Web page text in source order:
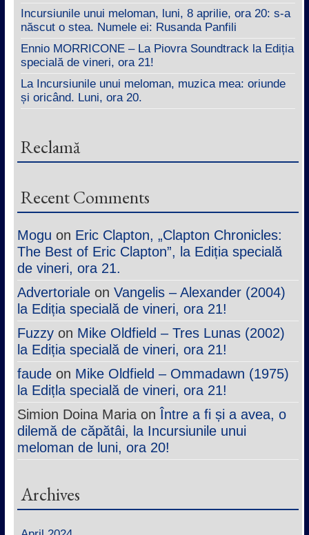
Incursiunile unui meloman, luni, 8 aprilie, ora 20: s-a
născut o stea. Numele ei: Rusanda Panfili
Ennio MORRICONE – La Piovra Soundtrack la Ediția
specială de vineri, ora 21!
La Incursiunile unui meloman, muzica mea: oriunde
și oricând. Luni, ora 20.
Reclamă
Recent Comments
Mogu on Eric Clapton, „Clapton Chronicles:
The Best of Eric Clapton”, la Ediția specială
de vineri, ora 21.
Advertorialeon Vangelis – Alexander (2004)
la Ediția specială de vineri, ora 21!
Fuzzyon Mike Oldfield – Tres Lunas (2002)
la Ediția specială de vineri, ora 21!
faudeon Mike Oldfield – Ommadawn (1975)
la Edițla specială de vineri, ora 21!
Simion Doina MariaonÎntre a fi și a avea, o
dilemă de căpătâi, la Incursiunile unui
meloman de luni, ora 20!
Archives